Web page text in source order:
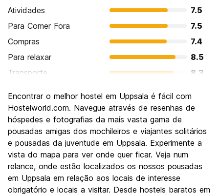
Atividades
7.5
Para Comer Fora
7.5
Compras
7.4
Para relaxar
8.5
Transporte
8.3
Cultura
8.4
Festas / vida noturna
Custo-beneficio
7.1
Encontrar o melhor hostel em Uppsala é fácil com
Hostelworld.com. Navegue através de resenhas de
hóspedes e fotografias da mais vasta gama de
pousadas amigas dos mochileiros e viajantes solitários
e pousadas da juventude em Uppsala. Experimente a
vista do mapa para ver onde quer ficar. Veja num
relance, onde estão localizados os nossos pousadas
em Uppsala em relação aos locais de interesse
obrigatório e locais a visitar. Desde hostels baratos em